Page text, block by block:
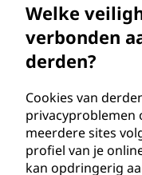
Welke
verbonden
derden?
Cookies van
privacyproblemen
meerdere sites
profiel van je
kan opdringerig